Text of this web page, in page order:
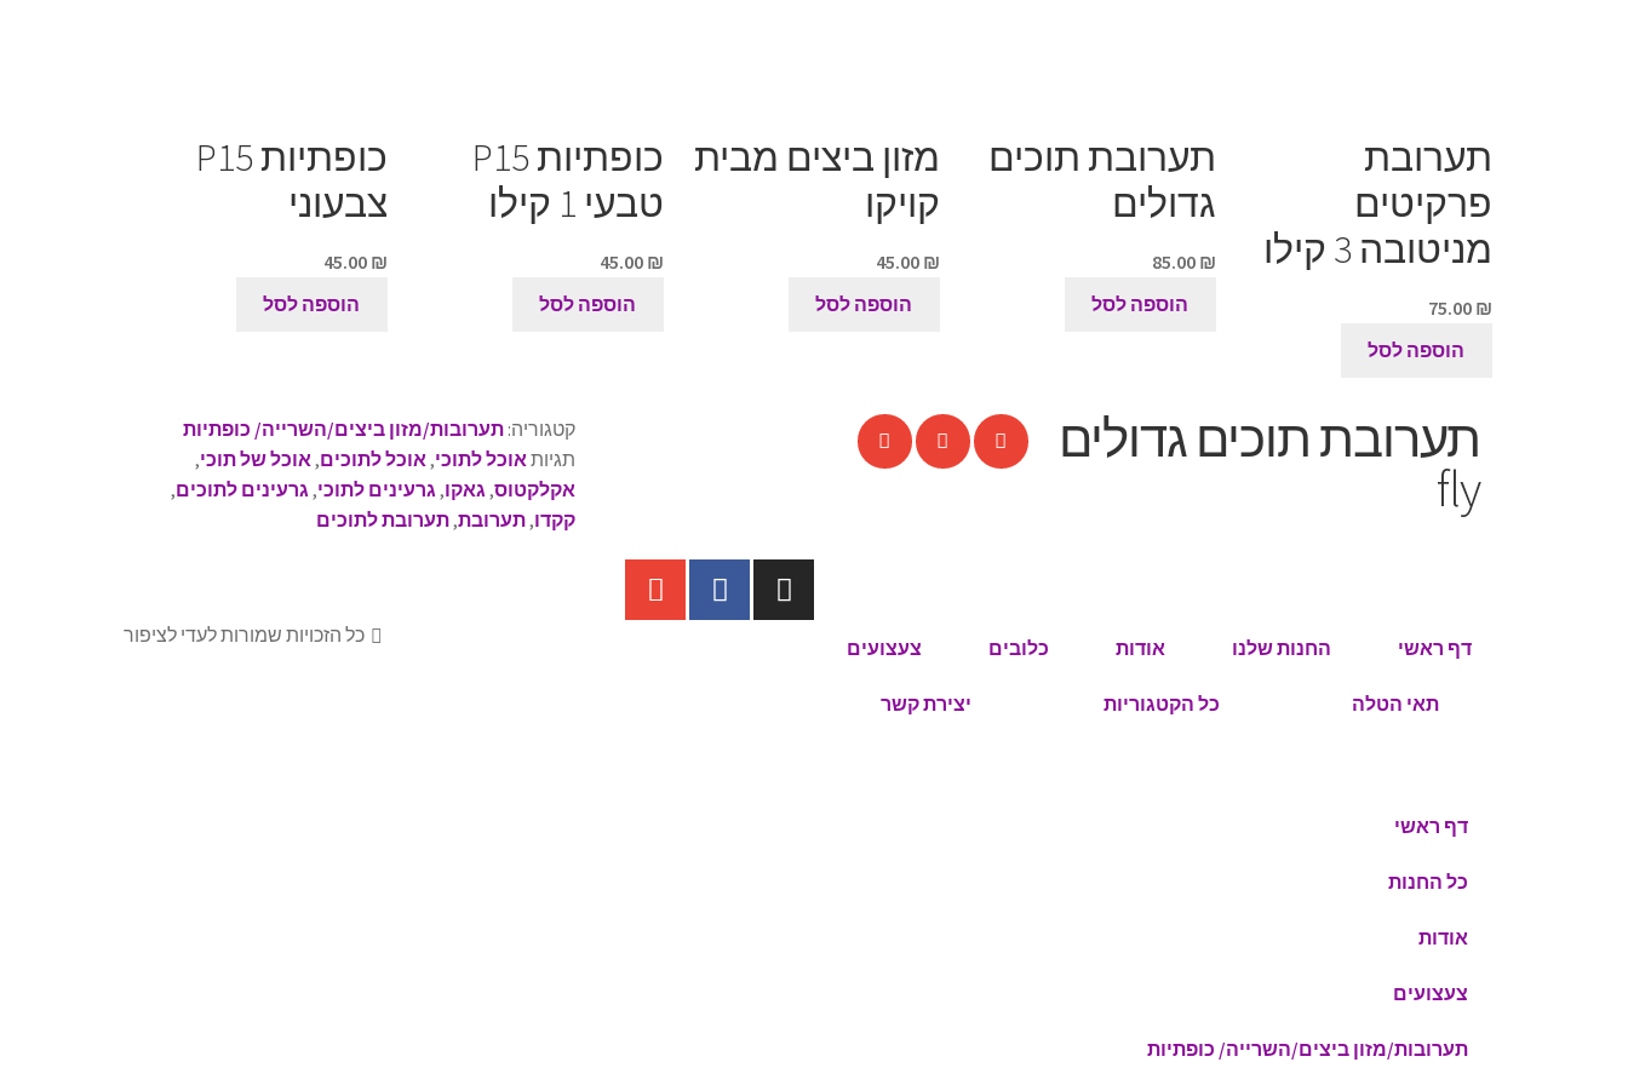
תערובת
פרקיטים
מניטובה 3 קילו
₪
הוספה לסל
תערובת תוכים
גדולים
₪
הוספה לסל
מזון ביצים מבית
קויקו
₪
הוספה לסל
כופתיות P15
טבעי 1 קילו
₪
הוספה לסל
כופתיות P15
צבעוני
₪
הוספה לסל
תערובת תוכים גדולים
fly
קטגוריה: תערובות/מזון ביצים/השרייה/ כופתיות
תגיותאוכל לתוכי,אוכל לתוכים,אוכל של תוכי,
אקלקטוס,גאקו,גרעינים לתוכי,גרעינים לתוכים,
קקדו,תערובת,תערובת לתוכים
דף ראשי החנות שלנו אודות כלובים צעצועים
תאי הטלה כל הקטגוריות יצירת קשר
כל הזכויות שמורות לעדי לציפור
דף ראשי
כל החנות
אודות
צעצועים
תערובות/מזון ביצים/השרייה/ כופתיות